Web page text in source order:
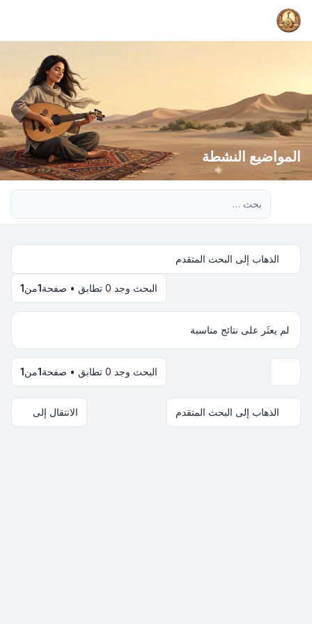
المواضيع النشطة
الذهاب إلى البحث المتقدم
البحث وجد 0 تطابق • صفحة 1من1
لم يعثَر على نتائج مناسبة
البحث وجد 0 تطابق • صفحة 1من1
الذهاب إلى البحث المتقدم الانتقال إلى